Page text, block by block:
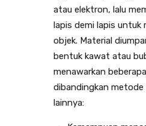
atau elektron, lalu
lapis demi lapis untuk
objek. Material
bentuk kawat atau
menawarkan
dibandingkan
lainnya: